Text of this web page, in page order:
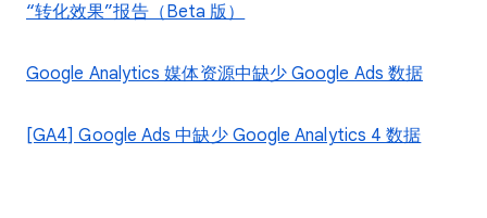
“转化效果”报告（Beta 版）
Google Analytics 媒体资源中缺少 Google Ads 数据
[GA4] Google Ads 中缺少 Google Analytics 4 数据